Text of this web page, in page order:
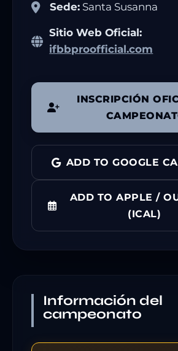
Sede: Santa Susanna
Sitio Web Oficial:
ifbbproofficial.com
INSCRIPCIÓN
ADD TO GOOGLE
ADD TO APPLE /
(ICAL)
Información del
campeonato